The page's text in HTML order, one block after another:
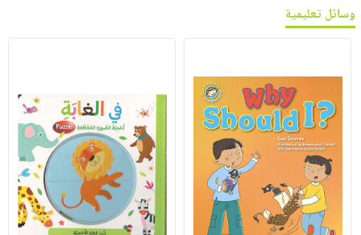
وسائل تعليمية